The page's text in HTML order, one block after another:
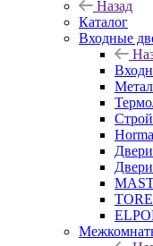
Назад
Каталог
Входные